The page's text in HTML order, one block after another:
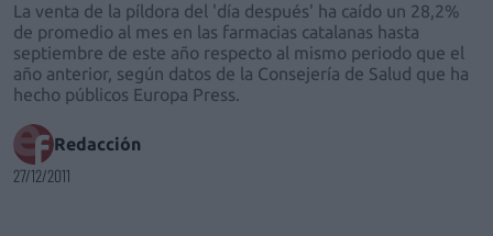
La venta de la píldora del 'día después' ha caído un 28,2%
de promedio al mes en las farmacias catalanas hasta
septiembre de este año respecto al mismo periodo que el
año anterior, según datos de la Consejería de Salud que ha
hecho públicos Europa Press.
Redacción
27/12/2011